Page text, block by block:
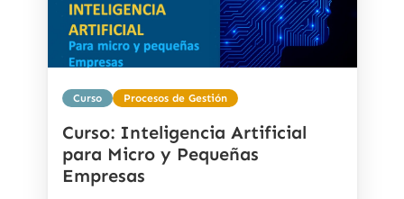
Curso Procesos de Gestión
Curso: Inteligencia Artificial
para Micro y Pequeñas
Empresas